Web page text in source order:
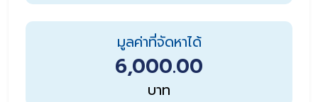
มูลค่าที่จัดหาได้
6,000.00
บาท